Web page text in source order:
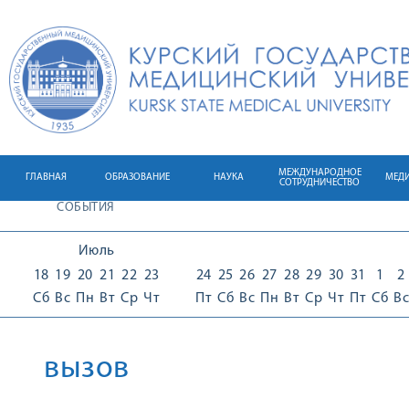
ГЛАВНАЯ ОБРАЗОВАНИЕ НАУКА
МЕЖДУНАРОДНОЕ
СОТРУДНИЧЕСТВО
СОБЫТИЯ
Июль
18
Сб
19
Вс
20
Пн
21
Вт
22
Ср
23
Чт
24
Пт
25
Сб
26
Вс
27
Пн
28
Вт
29
Ср
30
Чт
31
Пт
1
Сб
2
Вс
вызов